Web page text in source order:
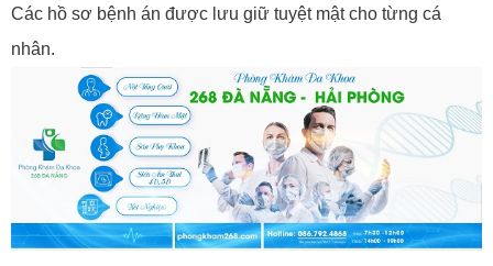
Các hồ sơ bệnh án được lưu giữ tuyệt mật cho từng cá
nhân.